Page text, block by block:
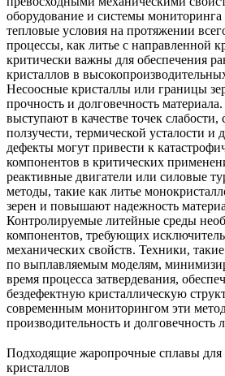
оборудование и системы
тепловые условия на протяжении
процессы, как литье с направленной
критически важны для обеспечения
кристаллов в
Несоосные кристаллы или границы
прочность и долговечность
выступают в качестве точек
ползучести, термической усталости и
дефекты могут привести к
компонентов в критических
реактивные двигатели или силовые
методы, такие как литье
зерен и повышают надежность
Контролируемые литейные среды
компонентов, требующих
механических свойств. Техники,
по выплавляемым моделям,
время процесса затвердевания,
бездефектную кристаллическую
современным мониторингом эти
производительность и долговечность
Подходящие жаропрочные сплавы для
кристаллов